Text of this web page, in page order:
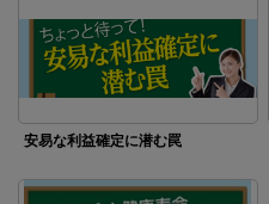
安易な利益確定に潜む罠